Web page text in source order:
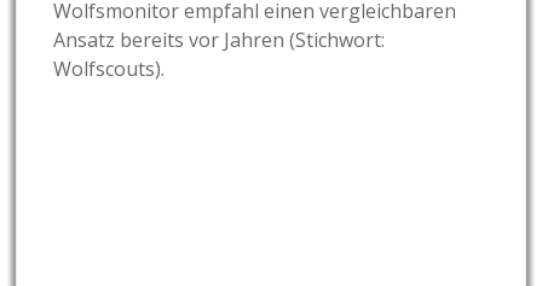
Wolfsmonitor empfahl einen vergleichbaren
Ansatz bereits vor Jahren (Stichwort:
Wolfscouts).